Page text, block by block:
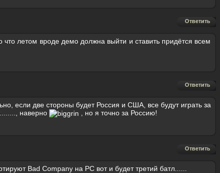
Ответить
что летом вроде демо должна выйти и ставить придётся всем
Ответить
если две стороны будет Россия и США, все будут играть за
наверно
, но я точно за Россию!
Ответить
Bad Company на РС вот и будет третий батл......